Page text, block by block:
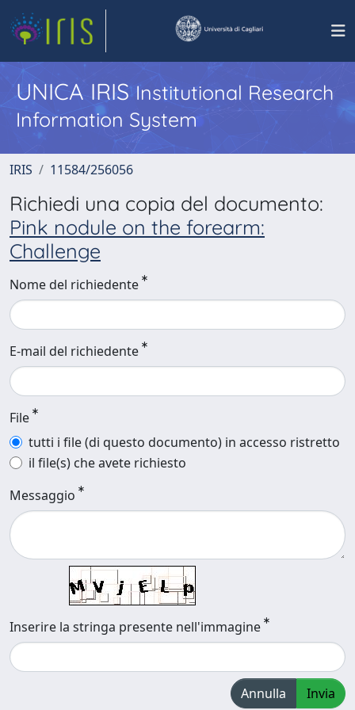
UNICA IRISInstitutional Research
Information System
IRIS 11584/256056
Richiedi una copia del documento:
Pink nodule on the forearm:
Challenge
Nome del richiedente
E-mail del richiedente
File
tutti i file (di questo documento) in accesso ristretto
il file(s) che avete richiesto
Messaggio
Inserire la stringa presente nell'immagine
Annulla Invia